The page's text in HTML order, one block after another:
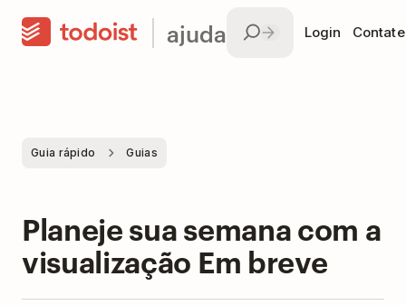
ajuda Login
Guia rápido Guias
Planeje sua semana com a
visualização Em breve